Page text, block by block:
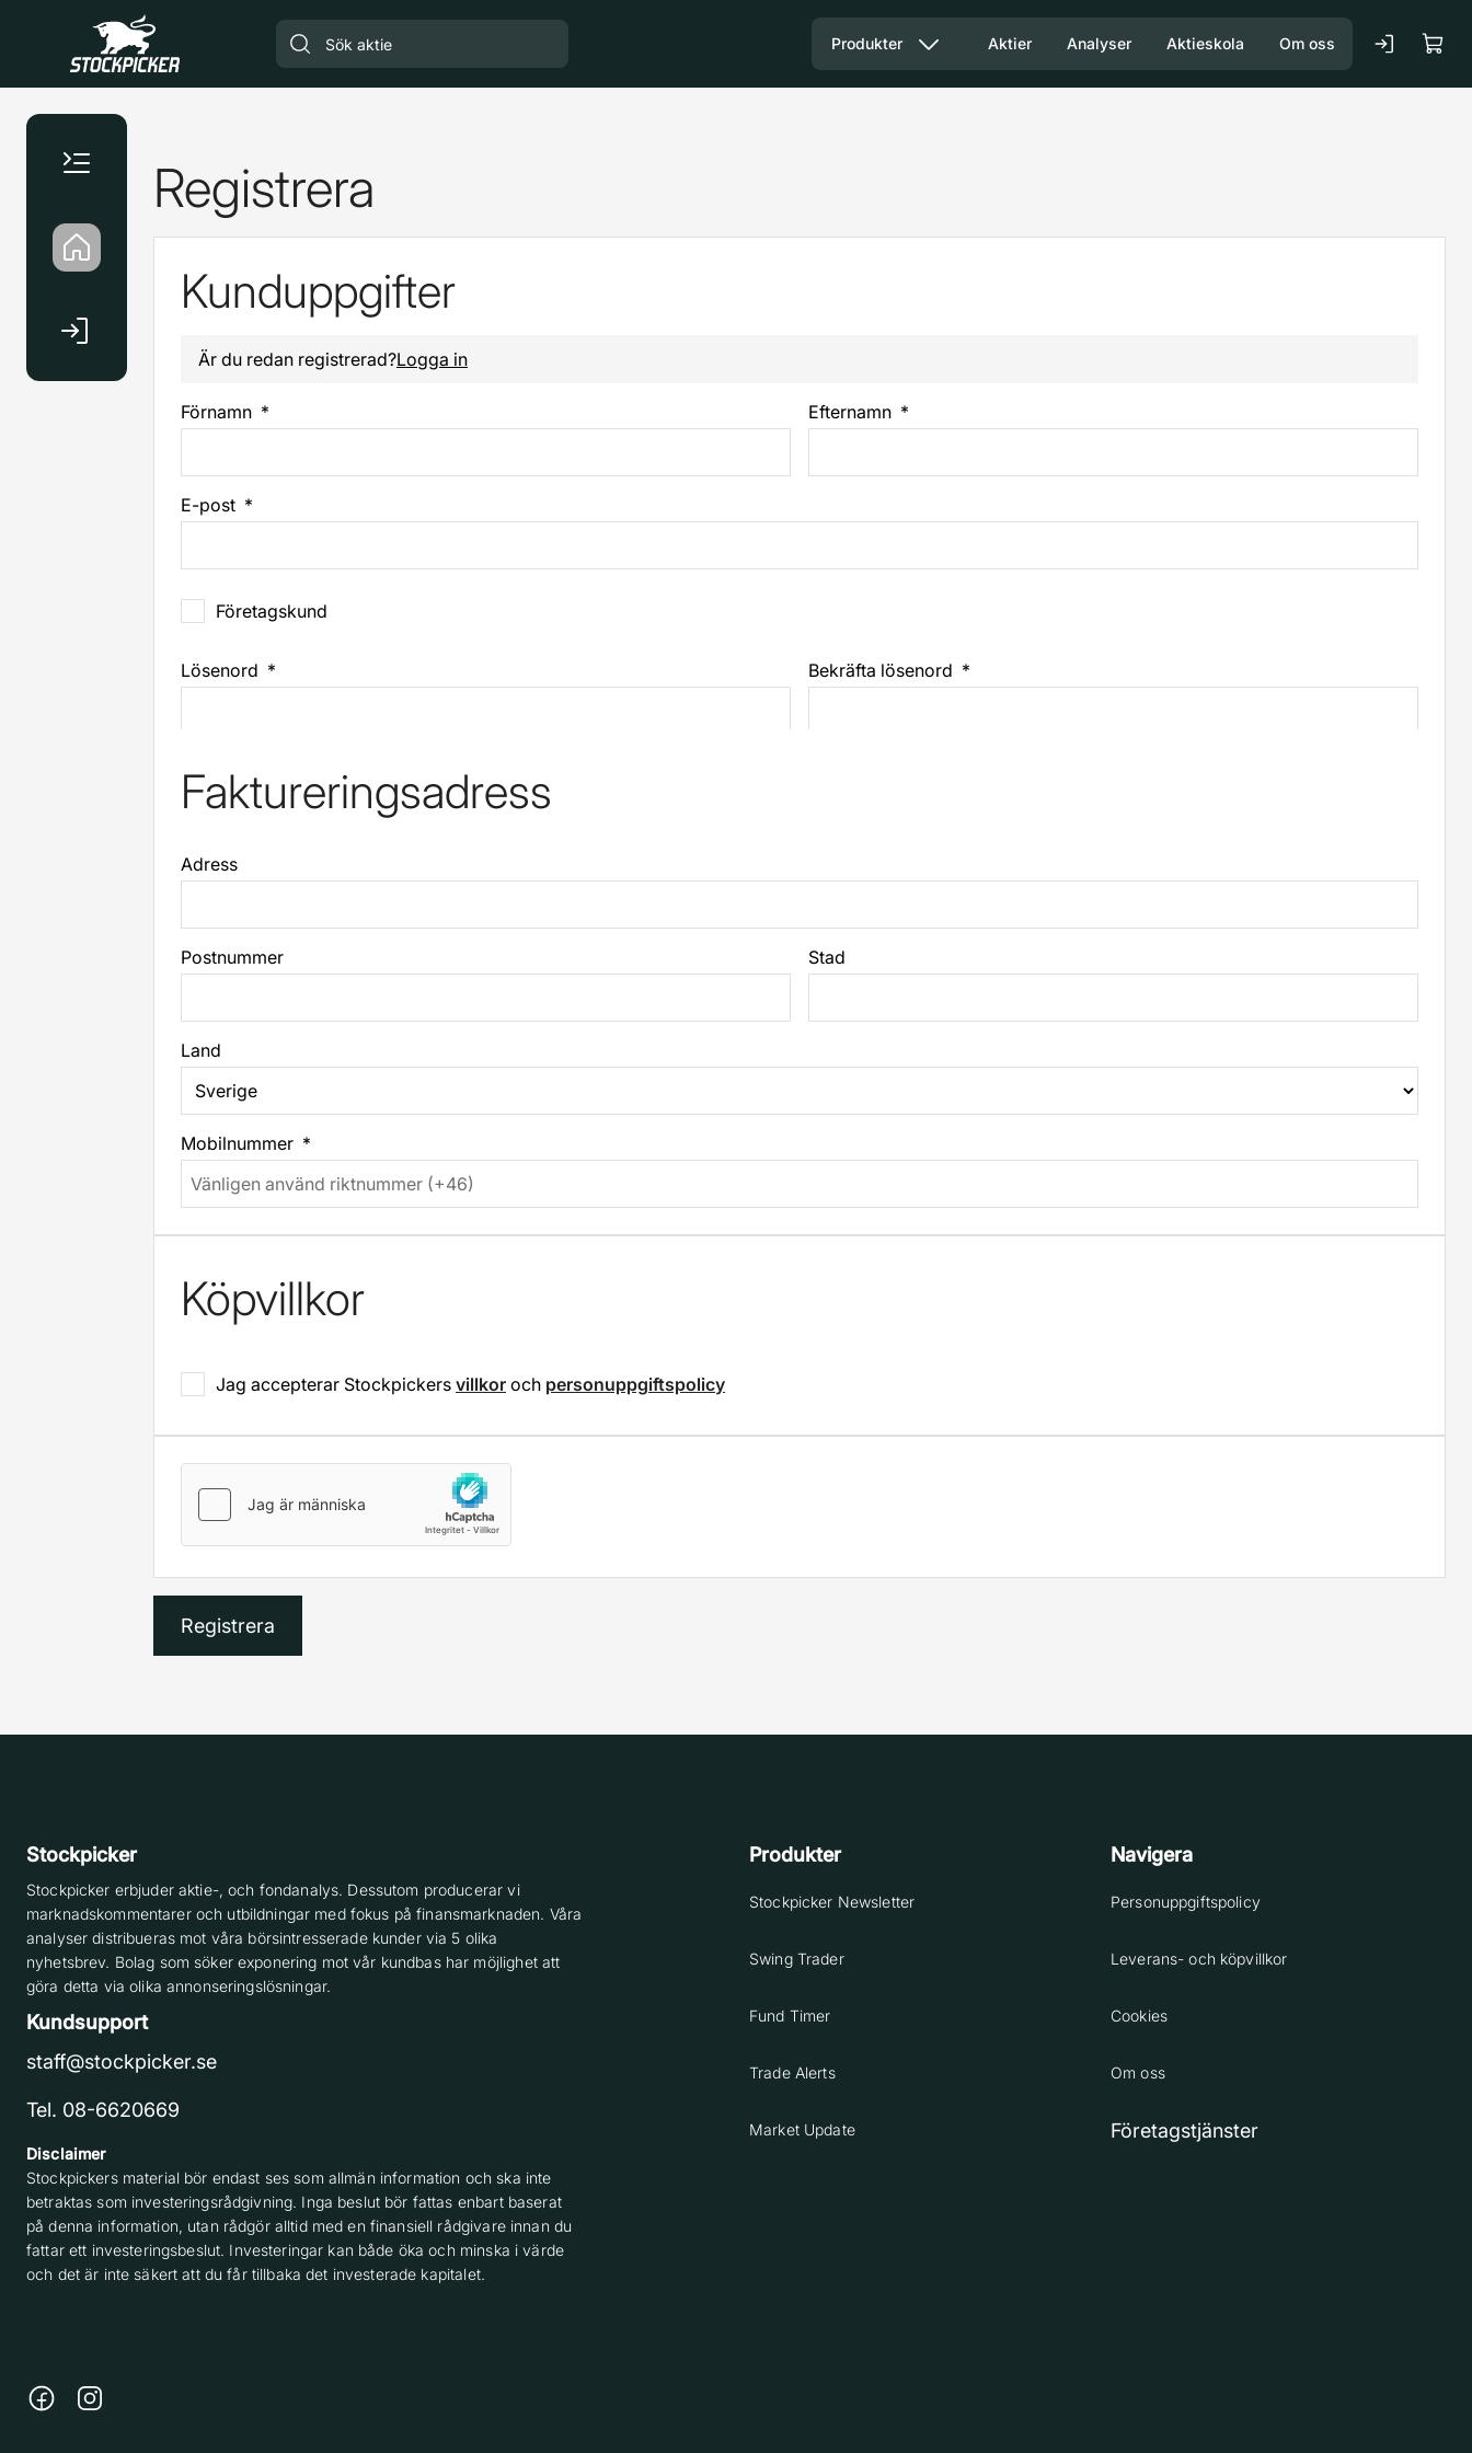
Gå till huvudinnehåll
Produkter Aktier Analyser Aktieskola Om oss
Registrera
Kunduppgifter
Är du redan registrerad?Logga in
Förnamn Efternamn
E-post
Företagskund
Lösenord Bekräfta lösenord
Faktureringsadress
Adress
Postnummer Stad
Land
Mobilnummer
Köpvillkor
Jag accepterar Stockpickers villkor och personuppgiftspolicy
Stockpicker
Stockpicker erbjuder aktie-, och fondanalys. Dessutom producerar vi
marknadskommentarer och utbildningar med fokus på finansmarknaden. Våra
analyser distribueras mot våra börsintresserade kunder via 5 olika
nyhetsbrev. Bolag som söker exponering mot vår kundbas har möjlighet att
göra detta via olika annonseringslösningar.
Kundsupport
staff@stockpicker.se
Tel. 08-6620669
Disclaimer
Stockpickers material bör endast ses som allmän information och ska inte
betraktas som investeringsrådgivning. Inga beslut bör fattas enbart baserat
på denna information, utan rådgör alltid med en finansiell rådgivare innan du
fattar ett investeringsbeslut. Investeringar kan både öka och minska i värde
och det är inte säkert att du får tillbaka det investerade kapitalet.
Produkter
Stockpicker Newsletter
Swing Trader
Fund Timer
Trade Alerts
Market Update
Navigera
Personuppgiftspolicy
Leverans- och köpvillkor
Cookies
Om oss
Företagstjänster